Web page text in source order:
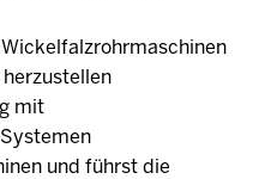
mit
und führst die